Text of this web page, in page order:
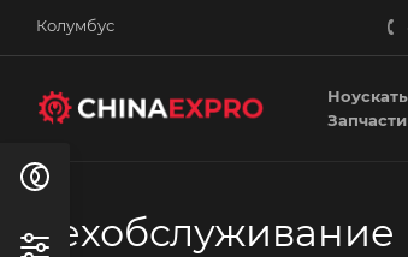
Колумбус
Техобслуживание